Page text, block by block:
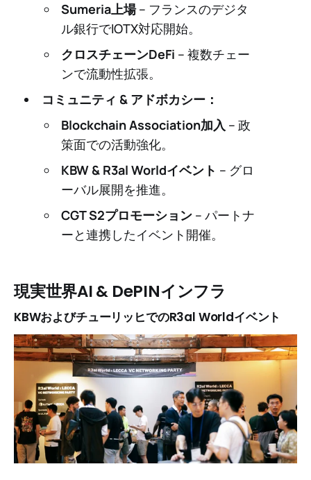
Sumeria上場– フランスのデジタ
ル銀行でIOTX対応開始。
クロスチェーンDeFi – 複数チェー
ンで流動性拡張。
コミュニティ & アドボカシー：
Blockchain Association加入 – 政
策面での活動強化。
KBW & R3al Worldイベント – グロ
ーバル展開を推進。
CGT S2プロモーション – パートナ
ーと連携したイベント開催。
現実世界AI & DePINインフラ
KBWおよびチューリッヒでのR3al Worldイベント